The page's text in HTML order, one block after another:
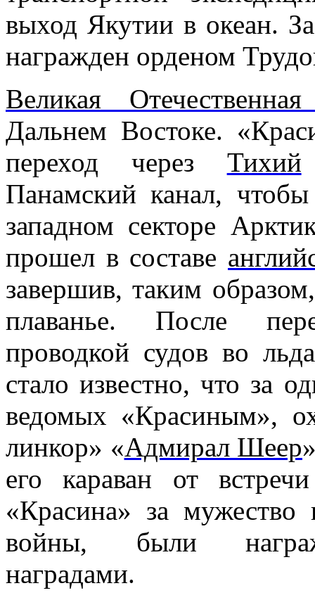
выход Якутии в океан.
награжден орденом
Великая
Дальнем Востоке.
переход через Тихий
Панамский канал, чтобы
западном секторе
прошел в составе
завершив, таким
плаванье. После
проводкой судов во
стало известно, что за
ведомых «Красиным»,
линкор» «Адмирал Шеер
его караван от
«Красина» за мужество
войны, были
наградами.